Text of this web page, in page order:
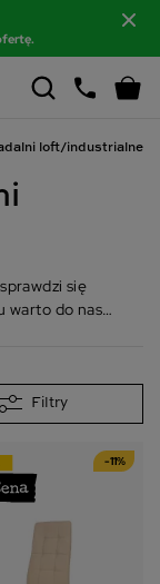
loft/industrialne
się
warto do nas
również z
dole strony.
Twoje
Filtry
-11%